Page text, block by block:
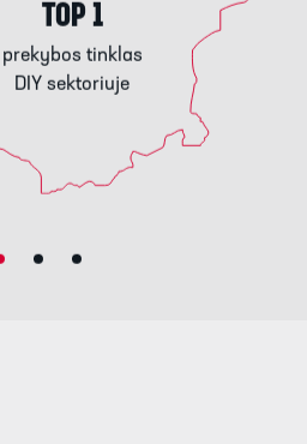
TOP 1
prekybos tinklas
DIY sektoriuje